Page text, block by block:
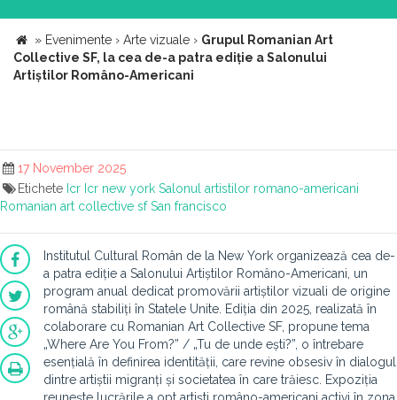
» Evenimente › Arte vizuale › Grupul Romanian Art
Collective SF, la cea de-a patra ediție a Salonului
Artiștilor Româno-Americani
17 November 2025
Etichete Icr Icr new york Salonul artistilor romano-americani
Romanian art collective sf San francisco
Institutul Cultural Român de la New York organizează cea de-
a patra ediție a Salonului Artiștilor Româno-Americani, un
program anual dedicat promovării artiștilor vizuali de origine
română stabiliți în Statele Unite. Ediția din 2025, realizată în
colaborare cu Romanian Art Collective SF, propune tema
„Where Are You From?” / „Tu de unde ești?”, o întrebare
esențială în definirea identității, care revine obsesiv în dialogul
dintre artiștii migranți și societatea în care trăiesc. Expoziția